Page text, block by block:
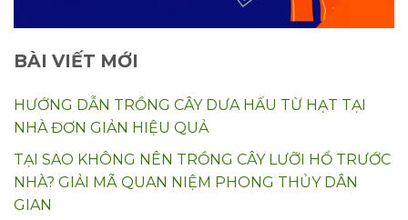
BÀI VIẾT MỚI
HƯỚNG DẪN TRỒNG CÂY DƯA HẤU TỪ HẠT TẠI
NHÀ ĐƠN GIẢN HIỆU QUẢ
TẠI SAO KHÔNG NÊN TRỒNG CÂY LƯỠI HỔ TRƯỚC
NHÀ? GIẢI MÃ QUAN NIỆM PHONG THỦY DÂN
GIAN